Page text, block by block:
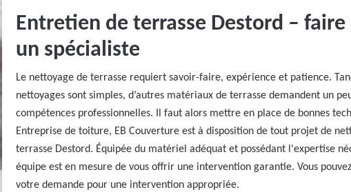
Entretien de terrasse Destord – faire
un spécialiste
Le nettoyage de terrasse requiert savoir-faire, expérience et patience.
nettoyages sont simples, d’autres matériaux de terrasse demandent un
compétences professionnelles. Il faut alors mettre en place de bonnes
Entreprise de toiture, EB Couverture est à disposition de tout projet de
terrasse Destord. Équipée du matériel adéquat et possédant l'expertise
équipe est en mesure de vous offrir une intervention garantie. Vous
votre demande pour une intervention appropriée.